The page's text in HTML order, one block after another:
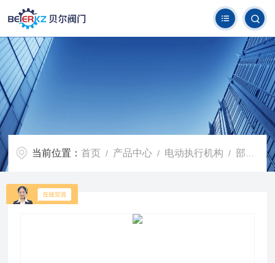
当前位置：首页 / 产品中心 / 电动执行机构 /部分回转阀门电动执行机构